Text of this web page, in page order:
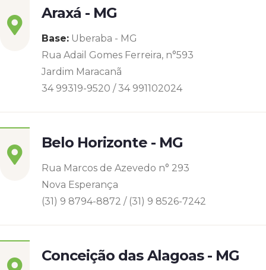
Araxá - MG
Base: Uberaba - MG
Rua Adail Gomes Ferreira, n°593
Jardim Maracanã
34 99319-9520 / 34 991102024
Belo Horizonte - MG
Rua Marcos de Azevedo n° 293
Nova Esperança
(31) 9 8794-8872 / (31) 9 8526-7242
Conceição das Alagoas - MG